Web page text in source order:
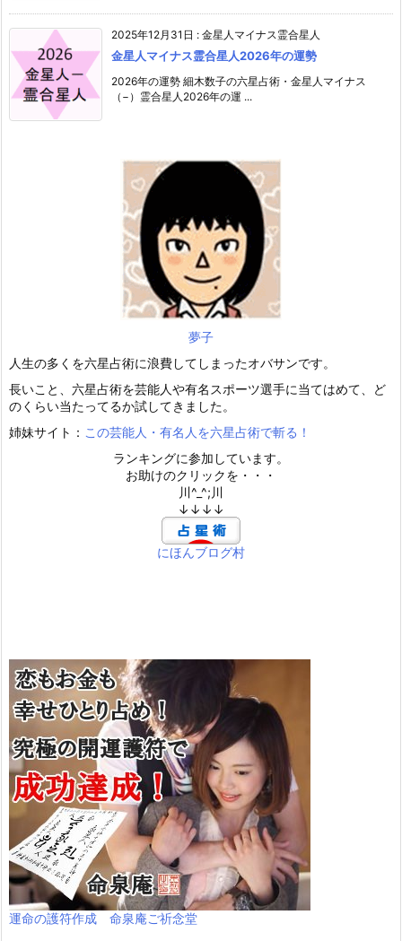
2025年12月31日 : 金星人マイナス霊合星人
金星人マイナス霊合星人2026年の運勢
2026年の運勢 細木数子の六星占術・金星人マイナス
（−）霊合星人2026年の運 ...
夢子
人生の多くを六星占術に浪費してしまったオバサンです。
長いこと、六星占術を芸能人や有名スポーツ選手に当てはめて、ど
のくらい当たってるか試してきました。
姉妹サイト： この芸能人・有名人を六星占術で斬る！
ランキングに参加しています。
お助けのクリックを・・・
川^_^;川
↓↓↓↓
にほんブログ村
運命の護符作成 命泉庵ご祈念堂